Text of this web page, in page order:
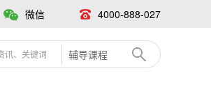
微信 4000-888-027
辅导课程